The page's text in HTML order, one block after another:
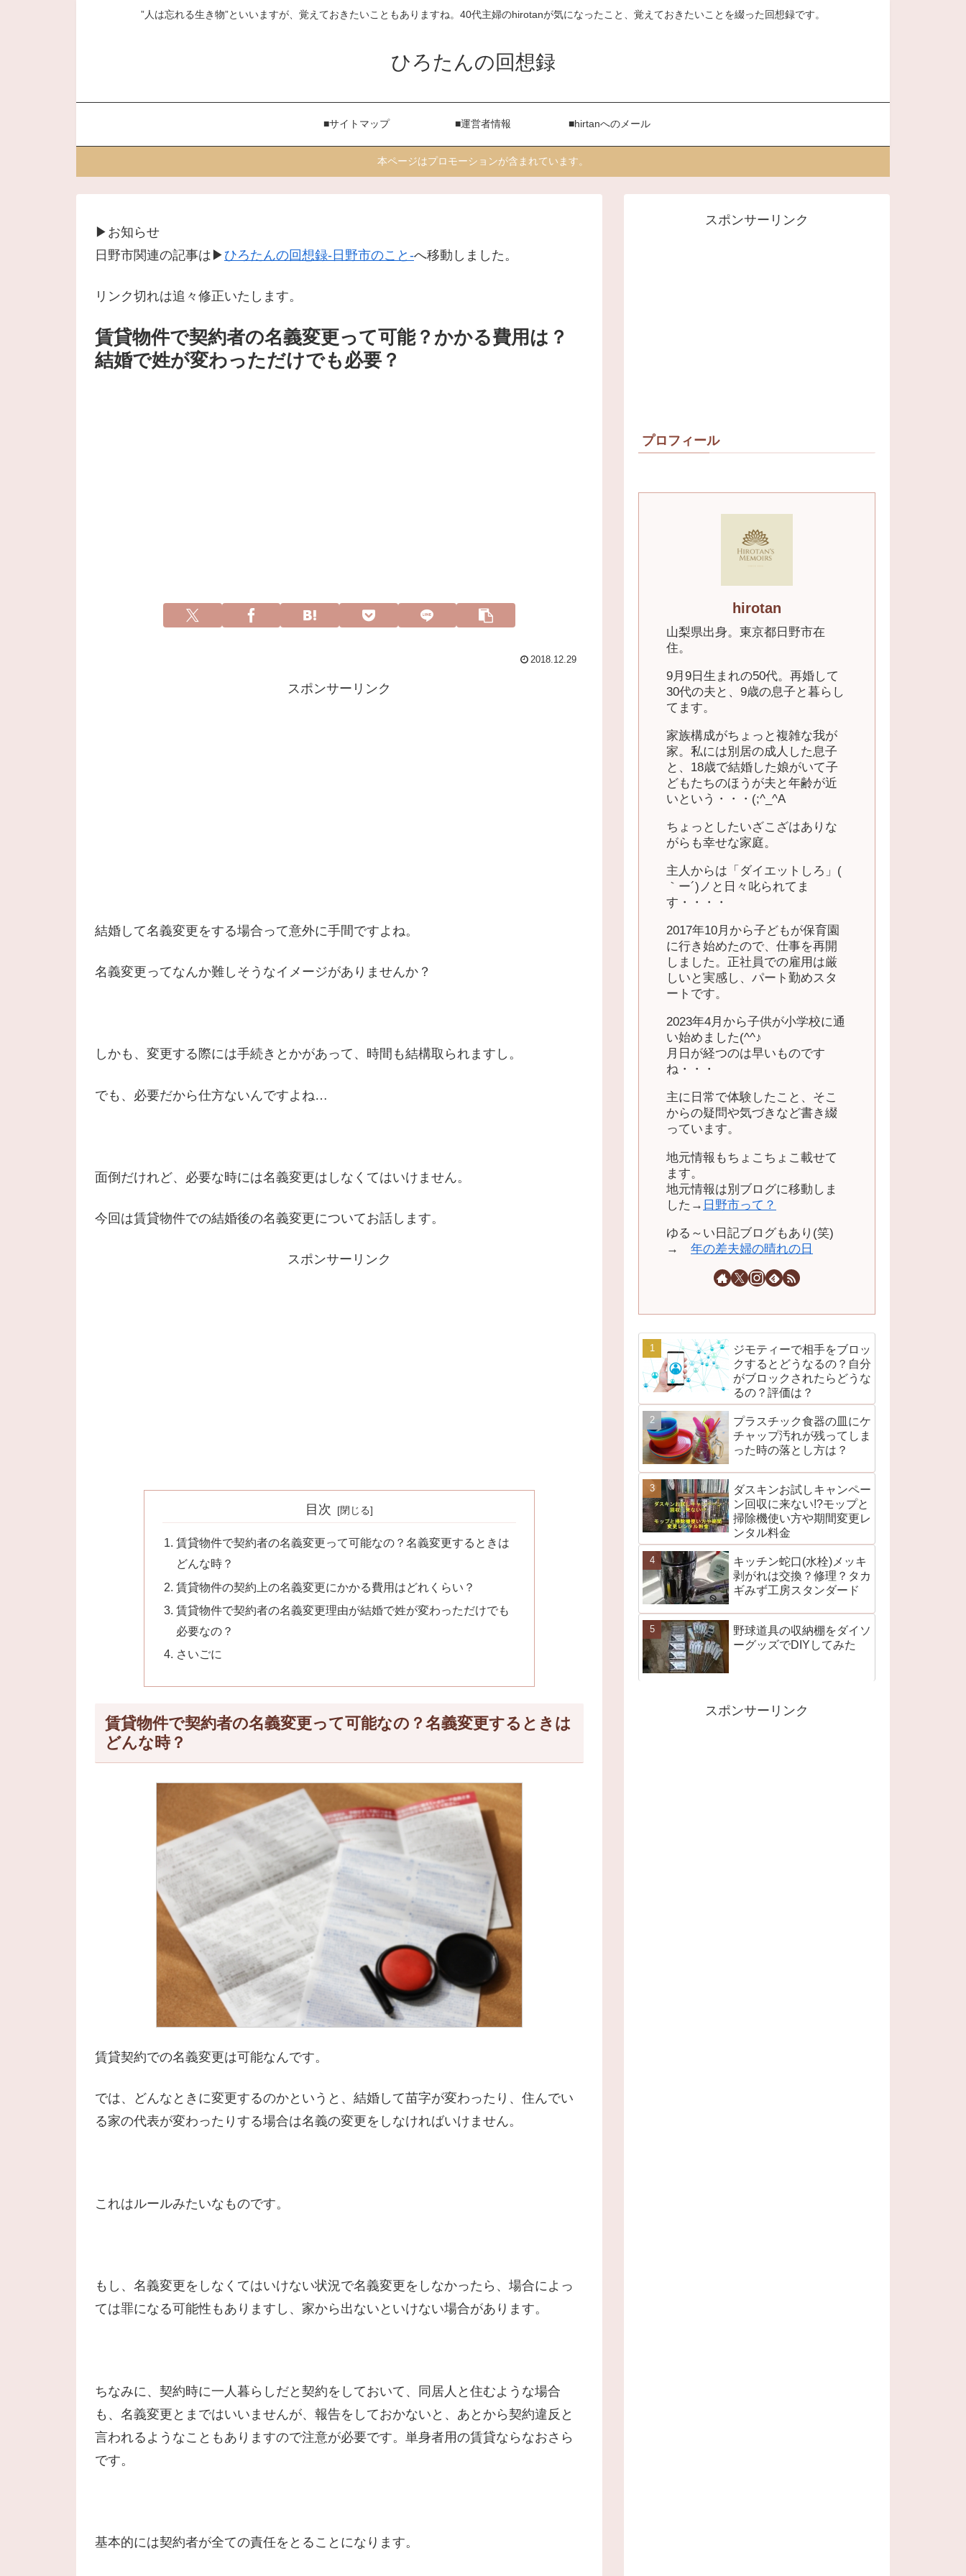
”人は忘れる生き物”といいますが、覚えておきたいこともありますね。40代主婦のhirotanが気になったこと、覚えておきたいことを綴った回想録です。
ひろたんの回想録
■サイトマップ ■運営者情報 ■hirtanへのメール
本ページはプロモーションが含まれています。
▶お知らせ
日野市関連の記事は▶ひろたんの回想録-日野市のこと-へ移動しました。
リンク切れは追々修正いたします。
賃貸物件で契約者の名義変更って可能？かかる費用は？
結婚で姓が変わっただけでも必要？
2018.12.29
スポンサーリンク
結婚して名義変更をする場合って意外に手間ですよね。
名義変更ってなんか難しそうなイメージがありませんか？
しかも、変更する際には手続きとかがあって、時間も結構取られますし。
でも、必要だから仕方ないんですよね…
面倒だけれど、必要な時には名義変更はしなくてはいけません。
今回は賃貸物件での結婚後の名義変更についてお話します。
スポンサーリンク
目次
賃貸物件で契約者の名義変更って可能なの？名義変更するときは
どんな時？
賃貸物件の契約上の名義変更にかかる費用はどれくらい？
賃貸物件で契約者の名義変更理由が結婚で姓が変わっただけでも
必要なの？
さいごに
賃貸物件で契約者の名義変更って可能なの？名義変更するときは
どんな時？
賃貸契約での名義変更は可能なんです。
では、どんなときに変更するのかというと、結婚して苗字が変わったり、住んでい
る家の代表が変わったりする場合は名義の変更をしなければいけません。
これはルールみたいなものです。
もし、名義変更をしなくてはいけない状況で名義変更をしなかったら、場合によっ
ては罪になる可能性もありますし、家から出ないといけない場合があります。
ちなみに、契約時に一人暮らしだと契約をしておいて、同居人と住むような場合
も、名義変更とまではいいませんが、報告をしておかないと、あとから契約違反と
言われるようなこともありますので注意が必要です。単身者用の賃貸ならなおさら
です。
基本的には契約者が全ての責任をとることになります。
スポンサーリンク
プロフィール
hirotan
山梨県出身。東京都日野市在
住。
9月9日生まれの50代。再婚して
30代の夫と、9歳の息子と暮らし
てます。
家族構成がちょっと複雑な我が
家。私には別居の成人した息子
と、18歳で結婚した娘がいて子
どもたちのほうが夫と年齢が近
いという・・・(;^_^A
ちょっとしたいざこざはありな
がらも幸せな家庭。
主人からは「ダイエットしろ」(
｀ー´)ノと日々叱られてま
す・・・・
2017年10月から子どもが保育園
に行き始めたので、仕事を再開
しました。正社員での雇用は厳
しいと実感し、パート勤めスタ
ートです。
2023年4月から子供が小学校に通
い始めました(^^♪
月日が経つのは早いものです
ね・・・
主に日常で体験したこと、そこ
からの疑問や気づきなど書き綴
っています。
地元情報もちょこちょこ載せて
ます。
地元情報は別ブログに移動しま
した→ 日野市って？
ゆる～い日記ブログもあり(笑)
→ 年の差夫婦の晴れの日
ジモティーで相手をブロッ
クするとどうなるの？自分
がブロックされたらどうな
るの？評価は？
プラスチック食器の皿にケ
チャップ汚れが残ってしま
った時の落とし方は？
ダスキンお試しキャンペー
ン回収に来ない!?モップと
掃除機使い方や期間変更レ
ンタル料金
キッチン蛇口(水栓)メッキ
剥がれは交換？修理？タカ
ギみず工房スタンダード
野球道具の収納棚をダイソ
ーグッズでDIYしてみた
スポンサーリンク